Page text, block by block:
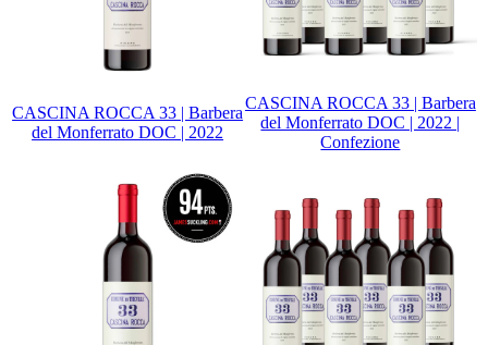
CASCINA ROCCA 33 | Barbera
del Monferrato DOC | 2022
CASCINA ROCCA 33 | Barbera
del Monferrato DOC | 2022 |
Confezione